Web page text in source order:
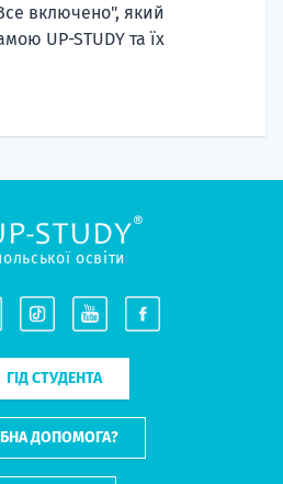
включено", який
UP-STUDY та їх
освіти
ГІД СТУДЕНТА
ДОПОМОГА?